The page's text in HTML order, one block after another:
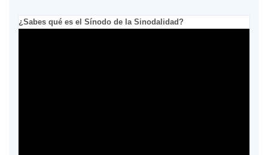
¿Sabes qué es el Sínodo de la Sinodalidad?